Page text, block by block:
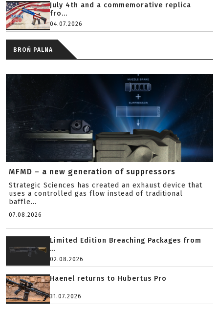
July 4th and a commemorative replica
fro...
04.07.2026
BROŃ PALNA
MFMD – a new generation of suppressors
Strategic Sciences has created an exhaust device that
uses a controlled gas flow instead of traditional
baffle...
07.08.2026
Limited Edition Breaching Packages from
...
02.08.2026
Haenel returns to Hubertus Pro
31.07.2026